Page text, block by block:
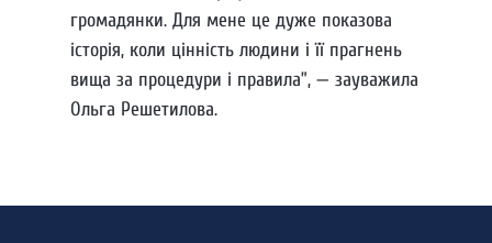
громадянки. Для мене це дуже показова
історія, коли цінність людини і її прагнень
вища за процедури і правила”, — зауважила
Ольга Решетилова.